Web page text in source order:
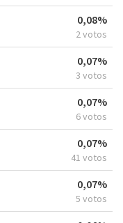
0,08%
2 votos
0,07%
3 votos
0,07%
6 votos
0,07%
41 votos
0,07%
5 votos